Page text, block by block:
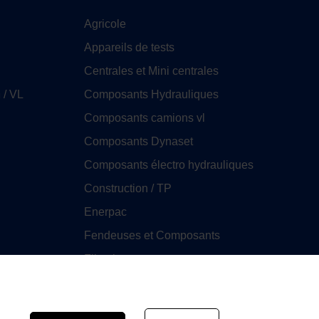
VL
Agricole
Appareils de tests
Centrales et Mini centrales
Composants Hydrauliques
Composants camions vl
Composants Dynaset
Composants électro hydrauliques
Construction / TP
Enerpac
Fendeuses et Composants
Filtration